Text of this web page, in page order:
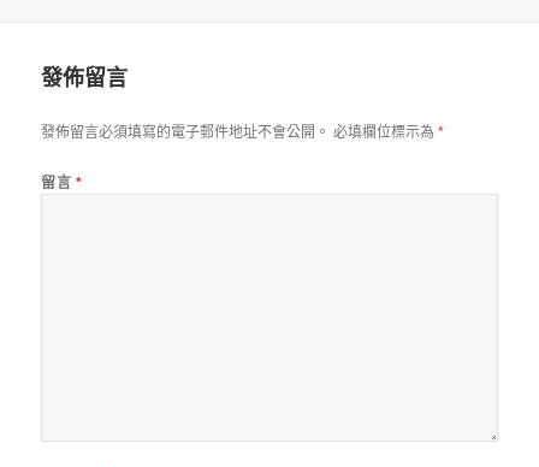
發佈留言
發佈留言必須填寫的電子郵件地址不會公開。 必填欄位標示為*
留言 *